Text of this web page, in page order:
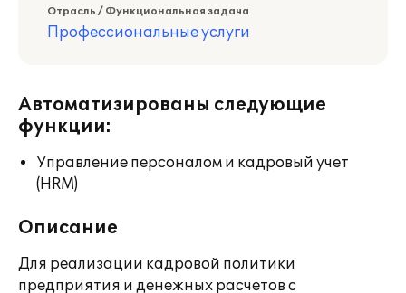
Отрасль / Функциональная задача
Профессиональные услуги
Автоматизированы следующие
функции:
Управление персоналом и кадровый учет
(HRM)
Описание
Для реализации кадровой политики
предприятия и денежных расчетов с